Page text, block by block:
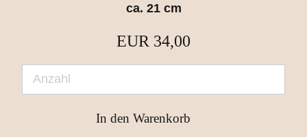
ca. 21 cm
EUR 34,00